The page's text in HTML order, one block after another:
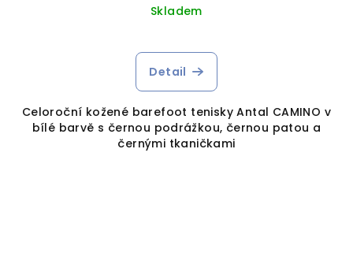
Skladem
Detail
Celoroční kožené barefoot tenisky Antal CAMINO v
bílé barvě s černou podrážkou, černou patou a
černými tkaničkami